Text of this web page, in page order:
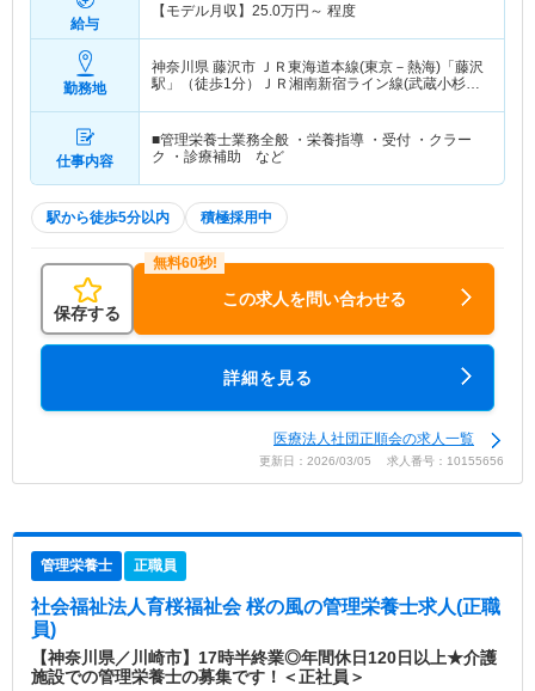
給与
【モデル月収】 25.0万円～ 程度
勤務地
神奈川県 藤沢市
ＪＲ東海道本線(東京－熱海)「藤沢
駅」（徒歩1分）ＪＲ湘南新宿ライン線(武蔵小杉－
仕事内容
■管理栄養士業務全般 ・栄養指導 ・受付 ・クラー
ク ・診療補助 など
駅から徒歩5分以内 積極採用中
保存する
この求人を問い合わせる
詳細を見る
医療法人社団正順会の求人一覧
更新日：2026/03/05 求人番号：10155656
管理栄養士 正職員
社会福祉法人育桜福祉会 桜の風の管理栄養士求人(正職
員)
【神奈川県／川崎市】17時半終業◎年間休日120日以上★介護
施設での管理栄養士の募集です！＜正社員＞